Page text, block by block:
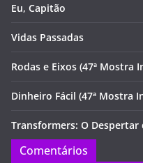
Eu, Capitão
Vidas Passadas
Rodas e Eixos (47ª Mostra
Dinheiro Fácil (47ª Mostra
Transformers: O Despertar
Comentários